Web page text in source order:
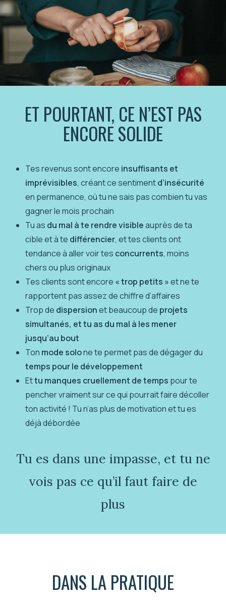
ET POURTANT, CE N’EST PAS
ENCORE SOLIDE
Tes revenus sont encore insuffisants et
imprévisibles, créant ce sentimentd’insécurité
en permanence, où tu ne sais pas combien tu vas
gagner le mois prochain
Tu as du mal à te rendre visibleauprès de ta
cible et à te différencier, et tes clients ont
tendance à aller voir tes concurrents, moins
chers ou plus originaux
Tes clients sont encore « trop petits »et ne te
rapportent pas assez de chiffre d’affaires
Trop de dispersionet beaucoup de projets
simultanés, et tu as du mal à les mener
jusqu’au bout
Ton mode solone te permet pas de dégager du
temps pour le développement
Ettu manques cruellement de temps pour te
pencher vraiment sur ce qui pourrait faire décoller
ton activité ! Tu n’as plus de motivation et tu es
déjà débordée
Tu es dans une impasse, et tu ne
vois pas ce qu’il faut faire de
plus
DANS LA PRATIQUE